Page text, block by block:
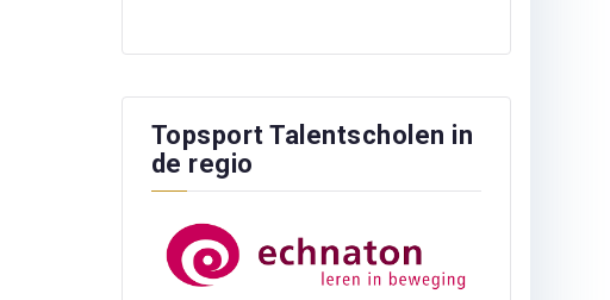
Topsport Talentscholen in
de regio